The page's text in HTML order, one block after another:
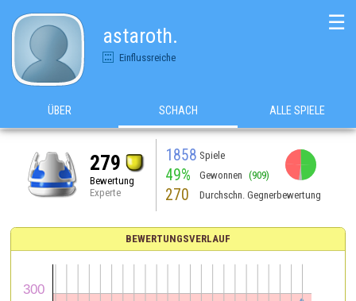
astaroth.
Einflussreiche
☰
ÜBER SCHACH ALLE SPIELE
279
Bewertung
Experte
1858 Spiele
49% Gewonnen (909)
270 Durchschn. Gegnerbewertung
BEWERTUNGSVERLAUF